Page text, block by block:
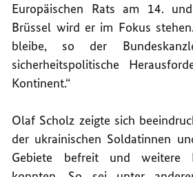
Europäischen Rats am 14.
Brüssel wird er im Fokus
bleibe, so der
sicherheitspolitische
Kontinent.“
Olaf Scholz zeigte sich
der ukrainischen Soldatinnen
Gebiete befreit und weitere